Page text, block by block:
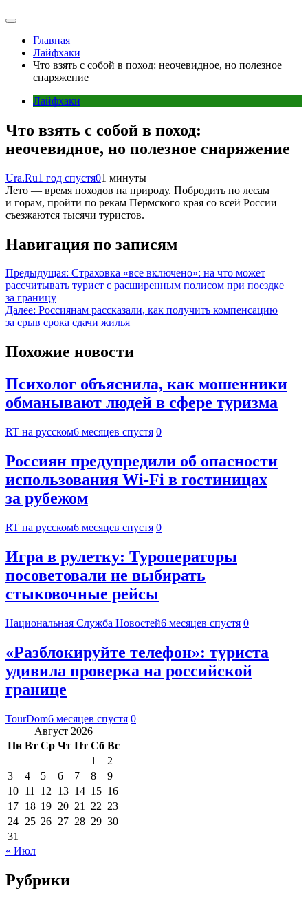
Главная
Лайфхаки
Что взять с собой в поход: неочевидное, но полезное
снаряжение
Лайфхаки
Что взять с собой в поход:
неочевидное, но полезное снаряжение
Ura.Ru1 год спустя01 минуты
Лето — время походов на природу. Побродить по лесам
и горам, пройти по рекам Пермского края со всей России
съезжаются тысячи туристов.
Навигация по записям
Предыдущая: Страховка «все включено»: на что может
рассчитывать турист с расширенным полисом при поездке
за границу
Далее: Россиянам рассказали, как получить компенсацию
за срыв срока сдачи жилья
Похожие новости
Психолог объяснила, как мошенники
обманывают людей в сфере туризма
RT на русском6 месяцев спустя 0
Россиян предупредили об опасности
использования Wi-Fi в гостиницах
за рубежом
RT на русском6 месяцев спустя 0
Игра в рулетку: Туроператоры
посоветовали не выбирать
стыковочные рейсы
Национальная Служба Новостей6 месяцев спустя 0
«Разблокируйте телефон»: туриста
удивила проверка на российской
границе
TourDom6 месяцев спустя 0
Август 2026
Пн Вт Ср Чт Пт Сб Вс
1
2
3
4 5 6 7 8
9
10 11 12 13 14 15 16
17 18 19 20 21 22 23
24 25 26 27 28 29 30
31
« Июл
Рубрики